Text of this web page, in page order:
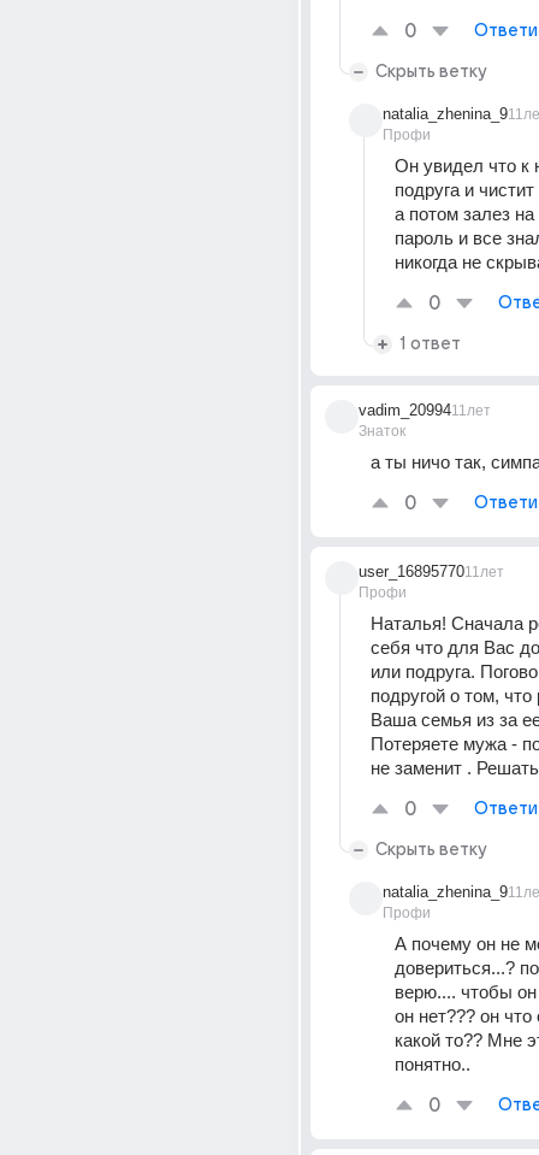
0
Скрыть ветку
natalia_zhenina_9
Профи
Он увидел что к
подруга и
а потом залез
пароль и все
никогда не
0
1 ответ
vadim_20994
Знаток
11лет
а ты ничо так,
0
user_16895770
Профи
11лет
Наталья! Сначала
себя что для Вас
или подруга.
подругой о том,
Ваша семья из за
Потеряете мужа -
не заменит .
0
Скрыть ветку
natalia_zhenina_9
Профи
А почему он не
довериться...?
верю.... чтобы он
он нет??? он
какой то?? Мне
понятно..
0